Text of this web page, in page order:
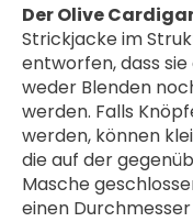
Der Olive
Strickjacke im
entworfen, dass
weder Blenden
werden. Falls
werden, können
die auf der
Masche
einen